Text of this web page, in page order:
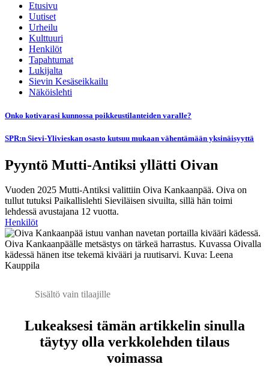
Etusivu
Uutiset
Urheilu
Kulttuuri
Henkilöt
Tapahtumat
Lukijalta
Sievin Kesäseikkailu
Näköislehti
Onko kotivarasi kunnossa poikkeustilanteiden varalle?
SPR:n Sievi-Ylivieskan osasto kutsuu mukaan vähentämään yksinäisyyttä
Pyyntö Mutti-Antiksi yllätti Oivan
Vuoden 2025 Mutti-Antiksi valittiin Oiva Kankaanpää. Oiva on
tullut tutuksi Paikallislehti Sieviläisen sivuilta, sillä hän toimi
lehdessä avustajana 12 vuotta.
Henkilöt
Oiva Kankaanpäälle metsästys on tärkeä harrastus. Kuvassa Oivalla
kädessä hänen itse tekemä kivääri ja ruutisarvi. Kuva: Leena
Kauppila
Sisältö vain tilaajille
Lukeaksesi tämän artikkelin sinulla
täytyy olla verkkolehden tilaus
voimassa